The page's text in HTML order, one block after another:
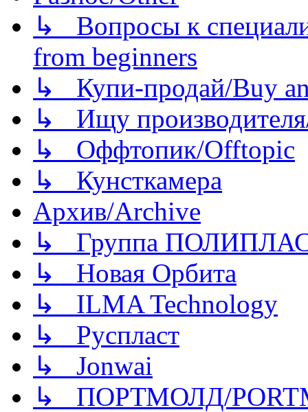
↳ Вопросы к
from beginners
↳ Купи-продай/Buy
↳ Ищу
↳ Оффтопик/Offtopic
↳ Кунсткамера
Архив/Archive
↳ Группа
↳ Новая Орбита
↳ ILMA Technology
↳ Руспласт
↳ Jonwai
↳ ПОРТМОЛД/